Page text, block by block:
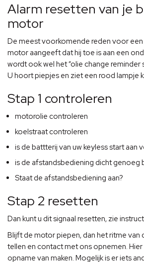
Alarm resetten van je
motor
De meest voorkomende reden voor een
motor aangeeft dat hij toe is aan een
wordt ook wel het “olie change reminder
U hoort piepjes en ziet een rood lampje
Stap 1 controleren
motorolie controleren
koelstraat controleren
is de battterij van uw keyless start aan
is de afstandsbediening dicht genoeg
Staat de afstandsbediening aan?
Stap 2 resetten
Dan kunt u dit signaal resetten, zie
Blijft de motor piepen, dan het ritme van
tellen en contact met ons opnemen.
opname van maken. Mogelijk is er iets